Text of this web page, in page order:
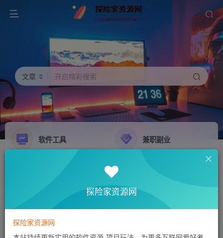
文章 开启精彩搜索
软件工具 兼职副业
精品源码
探险家资源网
探险家资源网